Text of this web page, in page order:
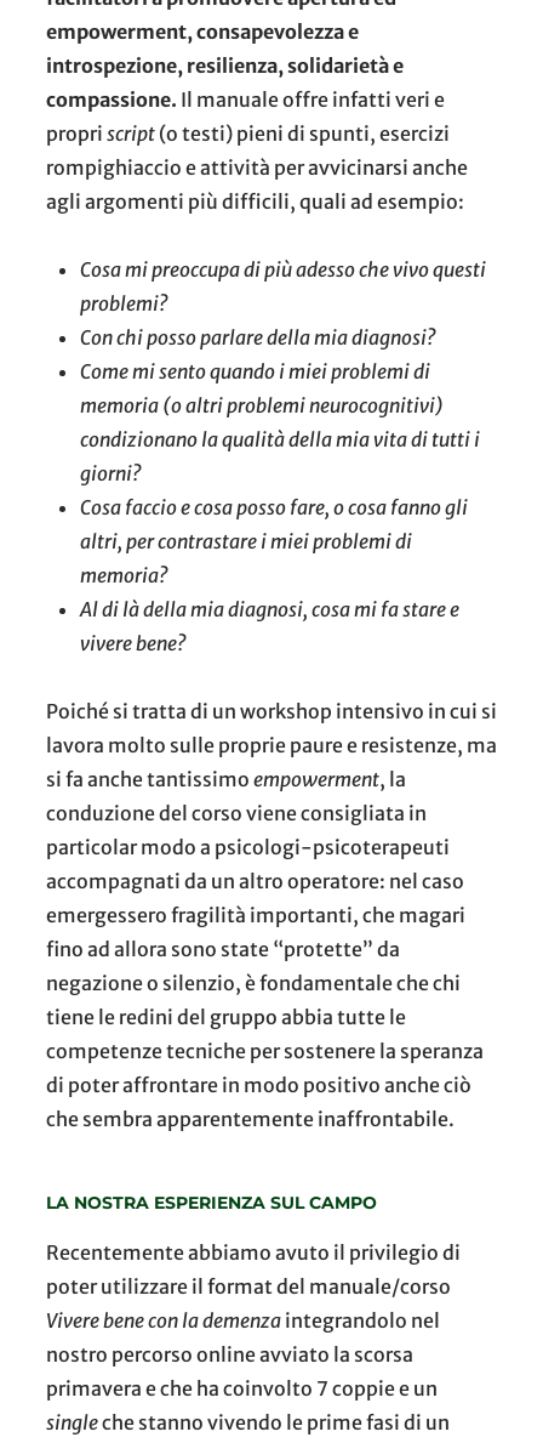
empowerment, consapevolezza e
introspezione, resilienza, solidarietà e
compassione. Il manuale offre infatti veri e
propri script (o testi) pieni di spunti, esercizi
rompighiaccio e attività per avvicinarsi anche
agli argomenti più difficili, quali ad esempio:
Cosa mi preoccupa di più adesso che vivo questi
problemi?
Con chi posso parlare della mia diagnosi?
Come mi sento quando i miei problemi di
memoria (o altri problemi neurocognitivi)
condizionano la qualità della mia vita di tutti i
giorni?
Cosa faccio e cosa posso fare, o cosa fanno gli
altri, per contrastare i miei problemi di
memoria?
Al di là della mia diagnosi, cosa mi fa stare e
vivere bene?
Poiché si tratta di un workshop intensivo in cui si
lavora molto sulle proprie paure e resistenze, ma
si fa anche tantissimo empowerment, la
conduzione del corso viene consigliata in
particolar modo a psicologi-psicoterapeuti
accompagnati da un altro operatore: nel caso
emergessero fragilità importanti, che magari
fino ad allora sono state “protette” da
negazione o silenzio, è fondamentale che chi
tiene le redini del gruppo abbia tutte le
competenze tecniche per sostenere la speranza
di poter affrontare in modo positivo anche ciò
che sembra apparentemente inaffrontabile.
LA NOSTRA ESPERIENZA SUL CAMPO
Recentemente abbiamo avuto il privilegio di
poter utilizzare il format del manuale/corso
Vivere bene con la demenza integrandolo nel
nostro percorso online avviato la scorsa
primavera e che ha coinvolto 7 coppie e un
singleche stanno vivendo le prime fasi di un